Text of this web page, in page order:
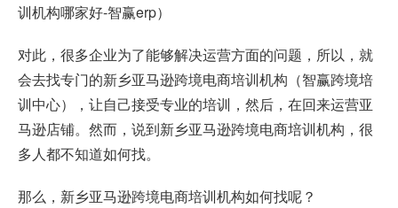
训机构哪家好-智赢erp）
对此，很多企业为了能够解决运营方面的问题，所以，就
会去找专门的新乡亚马逊跨境电商培训机构（智赢跨境培
训中心），让自己接受专业的培训，然后，在回来运营亚
马逊店铺。然而，说到新乡亚马逊跨境电商培训机构，很
多人都不知道如何找。
那么，新乡亚马逊跨境电商培训机构如何找呢？